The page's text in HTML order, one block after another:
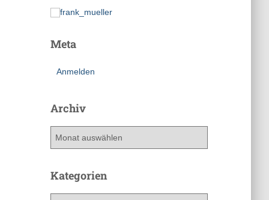
Meta
Anmelden
Archiv
h
Kategorien